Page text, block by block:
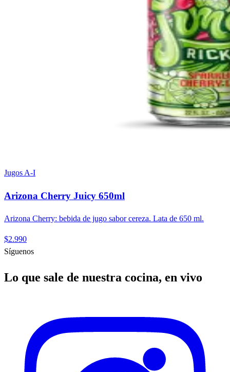
Jugos A-I
Arizona Cherry Juicy 650ml
Arizona Cherry: bebida de jugo sabor cereza. Lata de 650 ml.
$2.990
Síguenos
Lo que sale de nuestra cocina, en vivo